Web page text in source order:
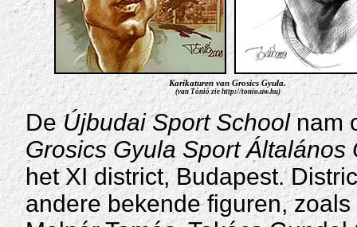
Karikaturen van Grosics Gyula.
(van Tónió zie http://tonio.uw.hu)
DeÚjbudai Sport Schoolnam
Grosics Gyula Sport Általános
het XI district, Budapest.
andere bekende figuren,